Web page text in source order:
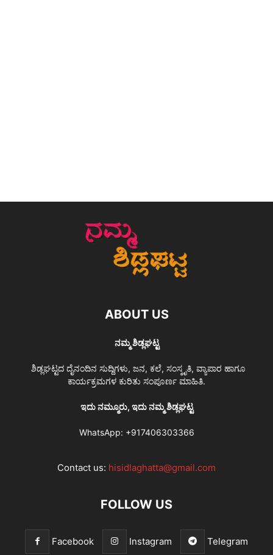
ABOUT US
ನಮ್ಮ ಶಿಡ್ಲಘಟ್ಟ
ಶಿಡ್ಲಘಟ್ಟದ ದೈನಂದಿನ ಸುದ್ದಿಗಳು, ಜನ, ಕಲೆ, ಸಂಸ್ಕೃತಿ, ವ್ಯಾಪಾರ ಹಾಗೂ
ಕಾರ್ಯಕ್ರಮಗಳ ಕುರಿತು ಸಂಪೂರ್ಣ ಮಾಹಿತಿ.
ಇದು ನಮ್ಮೂರು, ಇದು ನಮ್ಮ ಶಿಡ್ಲಘಟ್ಟ
WhatsApp: +917406303366
Contact us: hisidlaghatta@gmail.com
FOLLOW US
Facebook Instagram Telegram